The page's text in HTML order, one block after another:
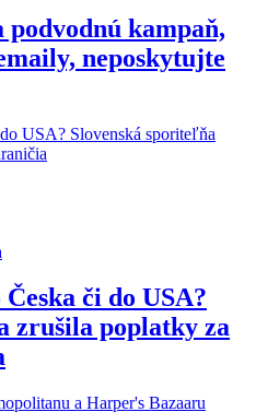
kampaň,
neposkytujte
či do USA?
zrušila poplatky za